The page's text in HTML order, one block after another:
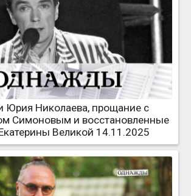
Юрия Николаева, прощание с
Симоновым и восстановленные
Великой 14.11.2025